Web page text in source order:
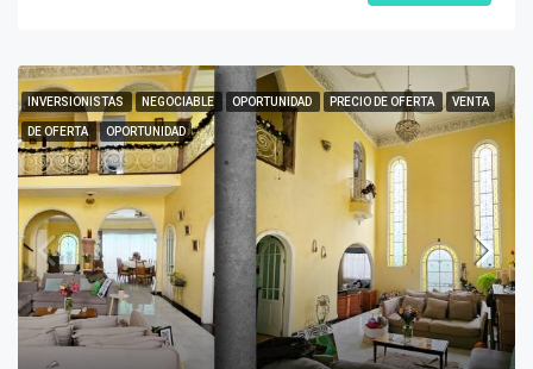
INVERSIONISTAS NEGOCIABLE OPORTUNIDAD PRECIO DE OFERTA VENTA
DE OFERTA OPORTUNIDAD